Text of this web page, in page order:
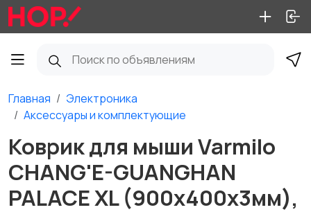
Главная
Электроника
Аксессуары и комплектующие
Коврик для мыши Varmilo
CHANG'E-GUANGHAN
PALACE XL (900х400х3мм),